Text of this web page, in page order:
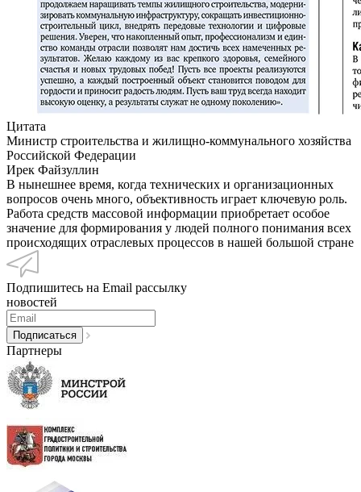
Цитата
Министр строительства и жилищно-коммунального хозяйства
Российской Федерации
Ирек Файзуллин
В нынешнее время, когда технических и организационных
вопросов очень много, объективность играет ключевую роль.
Работа средств массовой информации приобретает особое
значение для формирования у людей полного понимания всех
происходящих отраслевых процессов в нашей большой стране
Подпишитесь на Email рассылку
новостей
Партнеры